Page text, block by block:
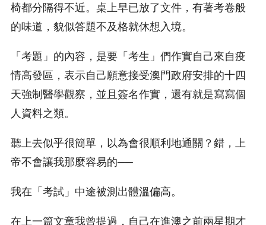
椅都分隔得不近。桌上早已放了文件，有著考卷般
的味道，貌似答題不及格就休想入境。
「考題」的內容，是要「考生」們作實自己來自疫
情高發區，表示自己願意接受澳門政府安排的十四
天強制醫學觀察，並且簽名作實，還有就是寫寫個
人資料之類。
聽上去似乎很簡單，以為會很順利地通關？錯，上
帝不會讓我那麼容易的──
我在「考試」中途被測出體溫偏高。
在上一篇文章我曾提過，自己在進澳之前兩星期才